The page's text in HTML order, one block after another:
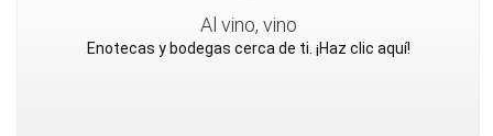
Al vino, vino
Enotecas y bodegas cerca de ti. ¡Haz clic aquí!